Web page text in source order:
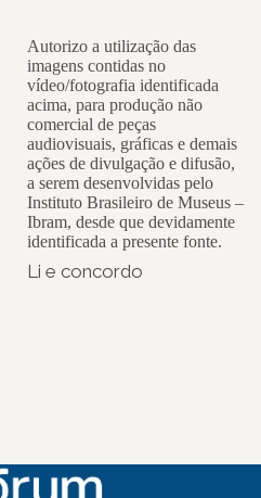
Autorizo a utilização das
imagens contidas no
vídeo/fotografia identificada
acima, para produção não
comercial de peças
audiovisuais, gráficas e demais
ações de divulgação e difusão,
a serem desenvolvidas pelo
Instituto Brasileiro de Museus –
Ibram, desde que devidamente
identificada a presente fonte.
Li e concordo